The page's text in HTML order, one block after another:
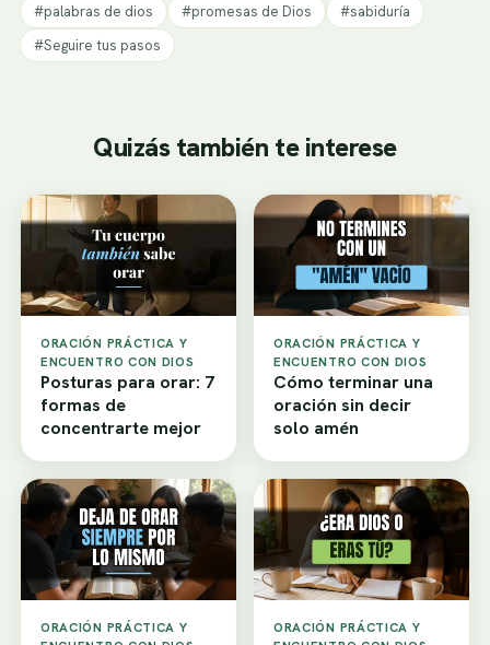
#palabras de dios
#promesas de Dios
#sabiduría
#Seguire tus pasos
Quizás también te interese
ORACIÓN PRÁCTICA Y
ENCUENTRO CON DIOS
Posturas para orar: 7
formas de
concentrarte mejor
ORACIÓN PRÁCTICA Y
ENCUENTRO CON DIOS
Cómo terminar una
oración sin decir
solo amén
ORACIÓN PRÁCTICA Y
ORACIÓN PRÁCTICA Y